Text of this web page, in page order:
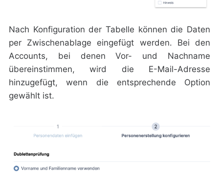
Nach Konfiguration der Tabelle können die Daten
per Zwischenablage eingefügt werden. Bei den
Accounts, bei denen Vor- und Nachname
übereinstimmen, wird die E-Mail-Adresse
hinzugefügt, wenn die entsprechende Option
gewählt ist.